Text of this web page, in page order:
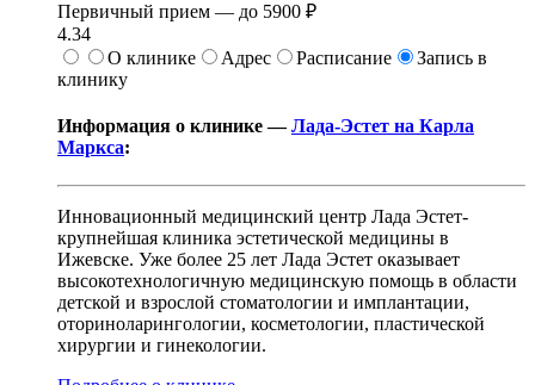
Первичный прием — до 5900 ₽
4.34
О клинике
Адрес Расписание
Запись в
клинику
Информация о клинике —Лада-Эстет на Карла
Маркса:
Инновационный медицинский центр Лада Эстет-
крупнейшая клиника эстетической медицины в
Ижевске. Уже более 25 лет Лада Эстет оказывает
высокотехнологичную медицинскую помощь в области
детской и взрослой стоматологии и имплантации,
оториноларингологии, косметологии, пластической
хирургии и гинекологии.